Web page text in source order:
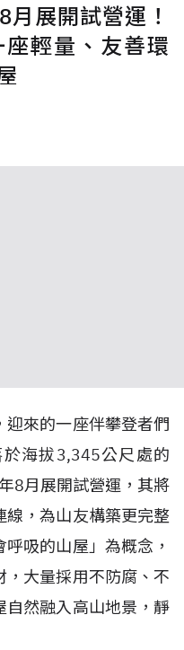
展開試營運！
輕量、友善環
來的一座伴攀登者們
海拔3,345公尺處的
8月展開試營運，其將
線，為山友構築更完整
吸的山屋」為概念，
大量採用不防腐、不
自然融入高山地景，靜